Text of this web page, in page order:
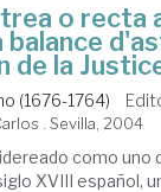
o recta
balance
de la
(1676-1764)
. Sevilla, 2004
como
XVIII español,